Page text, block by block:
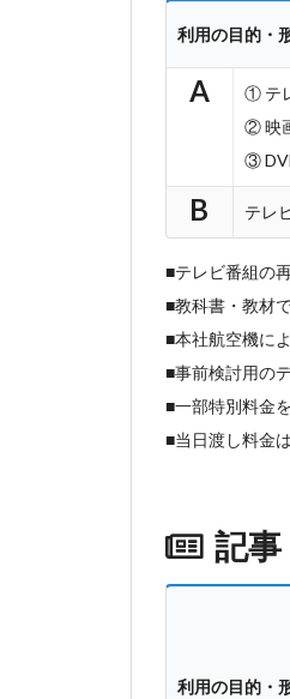
利用の目的・
A
① テ
② 映
③
B テレ
■テレビ番組の
■教科書・教材
■本社航空機に
■事前検討用の
■一部特別料金
■当日渡し料金
記事
利用の目的・